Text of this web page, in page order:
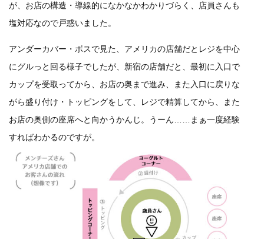
が、お店の構造・導線的になかなかわかりづらく、店員さんも
塩対応なので戸惑いました。
アンダーカバー・ボスで見た、アメリカの店舗だとレジを中心
にグルっと回る様子でしたが、新宿の店舗だと、最初に入口で
カップを受取ってから、お店の奥まで進み、また入口に戻りな
がら盛り付け・トッピングをして、レジで精算してから、また
お店の奥側の座席へと向かうかんじ。うーん……まぁ一度経験
すればわかるのですが。